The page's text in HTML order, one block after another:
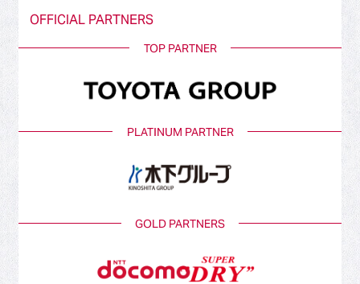
OFFICIAL PARTNERS
TOP PARTNER
PLATINUM PARTNER
GOLD PARTNERS